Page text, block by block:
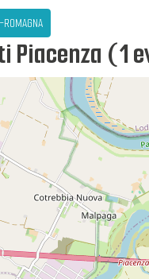
Piacenza (1